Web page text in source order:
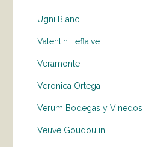
Ugni Blanc
Valentin Leflaive
Veramonte
Veronica Ortega
Verum Bodegas y Vinedos
Veuve Goudoulin